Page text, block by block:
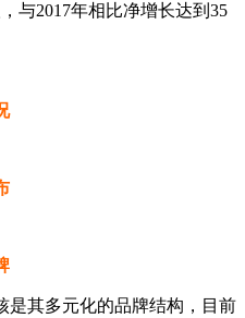
与2017年相比净增长达到35
其多元化的品牌结构，目前